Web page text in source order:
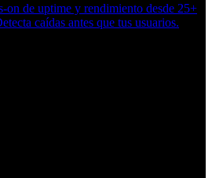
on de uptime y rendimiento desde 25+
caídas antes que tus usuarios.